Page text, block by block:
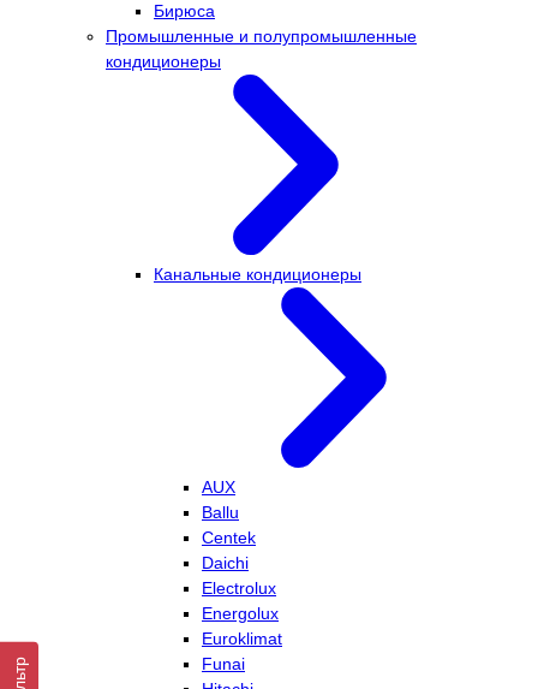
Бирюса
Промышленные и полупромышленные
кондиционеры
Канальные кондиционеры
AUX
Ballu
Centek
Daichi
Electrolux
Energolux
Euroklimat
Funai